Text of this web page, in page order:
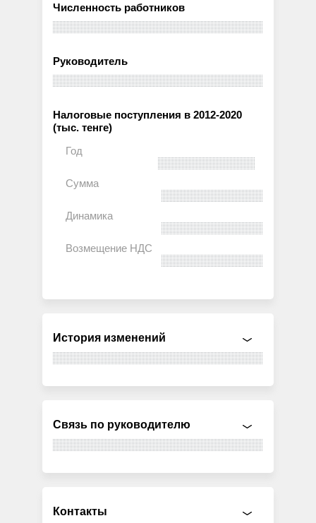
Численность работников
Руководитель
Налоговые поступления в 2012-2020
(тыс. тенге)
История изменений
Связь по руководителю
Контакты